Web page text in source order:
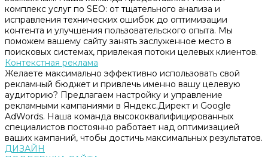
комплекс услуг по SEO: от тщательного анализа и
исправления технических ошибок до оптимизации
контента и улучшения пользовательского опыта. Мы
поможем вашему сайту занять заслуженное место в
поисковых системах, привлекая потоки целевых клиентов.
Контекстная реклама
Желаете максимально эффективно использовать свой
рекламный бюджет и привлечь именно вашу целевую
аудиторию? Предлагаем настройку и управление
рекламными кампаниями в Яндекс.Директ и Google
AdWords. Наша команда высококвалифицированных
специалистов постоянно работает над оптимизацией
ваших кампаний, чтобы достичь максимальных результатов.
ДИЗАЙН